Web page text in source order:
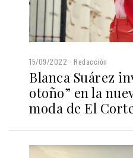
15/09/2022 Redacción
Blanca Suárez
otoño” en la
moda de El